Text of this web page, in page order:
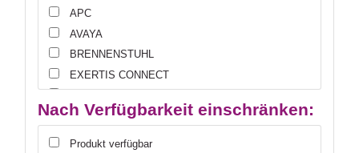
APC
AVAYA
BRENNENSTUHL
EXERTIS CONNECT
IEC LOCK
Nach Verfügbarkeit einschränken:
Produkt verfügbar